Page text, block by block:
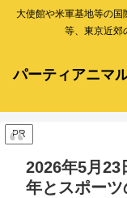
大使館や米軍基地等の国
等、東京近郊
パーティアニマ
PR
2026年5月23
年とスポー